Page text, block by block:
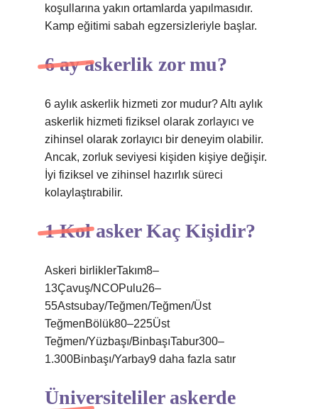
koşullarına yakın ortamlarda yapılmasıdır.
Kamp eğitimi sabah egzersizleriyle başlar.
6 ay askerlik zor mu?
6 aylık askerlik hizmeti zor mudur? Altı aylık
askerlik hizmeti fiziksel olarak zorlayıcı ve
zihinsel olarak zorlayıcı bir deneyim olabilir.
Ancak, zorluk seviyesi kişiden kişiye değişir.
İyi fiziksel ve zihinsel hazırlık süreci
kolaylaştırabilir.
1 Kol asker Kaç Kişidir?
Askeri birliklerTakım8–
13Çavuş/NCOPulu26–
55Astsubay/Teğmen/Teğmen/Üst
TeğmenBölük80–225Üst
Teğmen/Yüzbaşı/BinbaşıTabur300–
1.300Binbaşı/Yarbay9 daha fazla satır
Üniversiteliler askerde